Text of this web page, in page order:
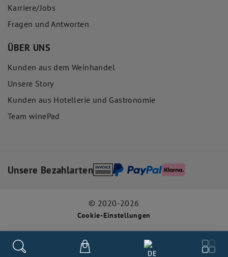
DE
Karriere/Jobs
Fragen und Antworten
ÜBER UNS
Kunden aus dem Weinhandel
Unsere Story
Kunden aus Hotellerie und Gastronomie
Team winePad
Unsere Bezahlarten
© 2020-2026
Cookie-Einstellungen